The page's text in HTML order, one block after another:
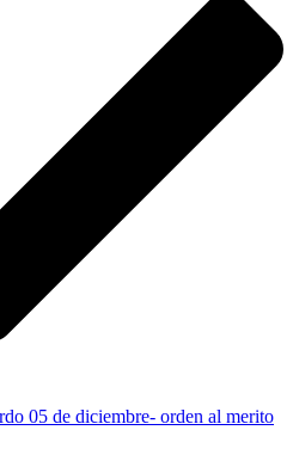
05 de diciembre- orden al merito